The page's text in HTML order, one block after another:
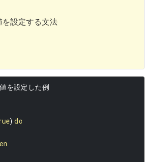
を設定する文法
を設定した例
) do